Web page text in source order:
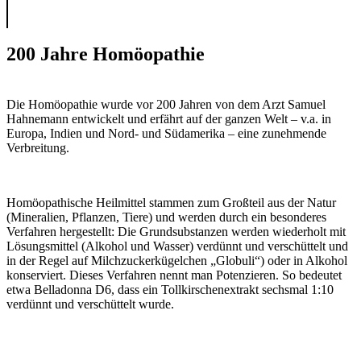
200 Jahre Homöopathie
Die Homöopathie wurde vor 200 Jahren von dem Arzt Samuel
Hahnemann ent­wickelt und erfährt auf der ganzen Welt – v.a. in
Europa, Indien und Nord- und Südamerika – eine zu­nehmende
Verbrei­tung.
Homöo­pathische Heilmittel stam­men zum Großteil aus der Na­tur
(Mineralien, Pflanzen, Tiere) und wer­den durch ein besonderes
Verfahren herge­stellt: Die Grundsubstanzen werden wie­derholt mit
Lösungsmittel (Alkohol und Wasser) ver­dünnt und verschüttelt und
in der Regel auf Milch­zuckerkügelchen „Globuli“) oder in Alkohol
konserviert. Die­ses Verfahren nennt man Poten­zieren. So be­deutet
et­wa Belladonna D6, dass ein Toll­kirschen­ex­trakt sechsmal 1:10
verdünnt und ver­schüttelt wurde.